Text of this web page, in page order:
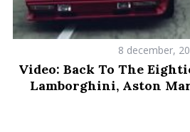
8 december,
Video: Back To The
Lamborghini, Aston